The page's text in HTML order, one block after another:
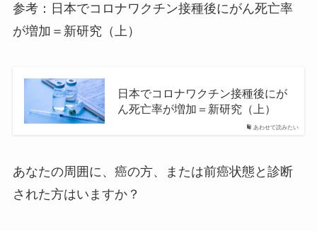
参考：日本でコロナワクチン接種後にがん死亡率
が増加＝新研究（上）
あわせて読みたい
日本でコロナワクチン接種後にが
ん死亡率が増加＝新研究（上）
あなたの周囲に、癌の方、または前癌状態と診断
された方はいますか？